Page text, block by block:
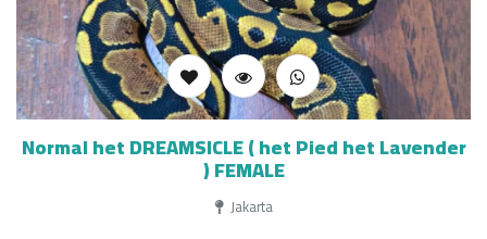
Normal het DREAMSICLE ( het Pied het Lavender
) FEMALE
Jakarta